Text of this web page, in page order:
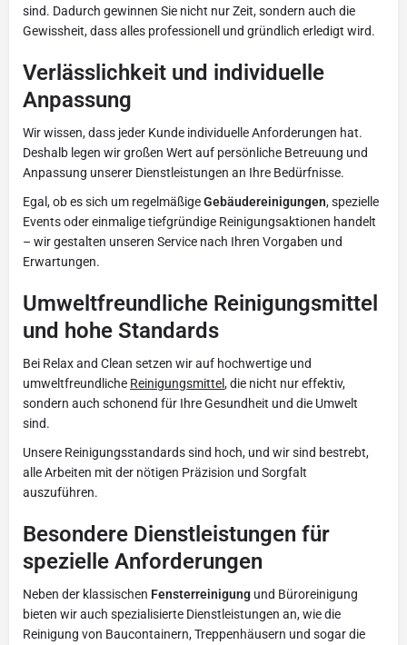
sind. Dadurch gewinnen Sie nicht nur Zeit, sondern auch die
Gewissheit, dass alles professionell und gründlich erledigt wird.
Verlässlichkeit und individuelle
Anpassung
Wir wissen, dass jeder Kunde individuelle Anforderungen hat.
Deshalb legen wir großen Wert auf persönliche Betreuung und
Anpassung unserer Dienstleistungen an Ihre Bedürfnisse.
Egal, ob es sich um regelmäßigeGebäudereinigungen, spezielle
Events oder einmalige tiefgründige Reinigungsaktionen handelt
– wir gestalten unseren Service nach Ihren Vorgaben und
Erwartungen.
Umweltfreundliche Reinigungsmittel
und hohe Standards
Bei Relax and Clean setzen wir auf hochwertige und
umweltfreundliche Reinigungsmittel, die nicht nur effektiv,
sondern auch schonend für Ihre Gesundheit und die Umwelt
sind.
Unsere Reinigungsstandards sind hoch, und wir sind bestrebt,
alle Arbeiten mit der nötigen Präzision und Sorgfalt
auszuführen.
Besondere Dienstleistungen für
spezielle Anforderungen
Neben der klassischen Fensterreinigung und Büroreinigung
bieten wir auch spezialisierte Dienstleistungen an, wie die
Reinigung von Baucontainern, Treppenhäusern und sogar die